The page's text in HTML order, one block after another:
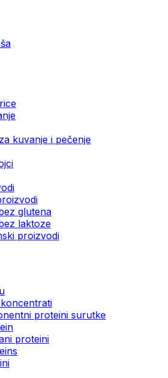
kuvanje i pečenje
glutena
laktoze
proizvodi
proteini surutke
proteini